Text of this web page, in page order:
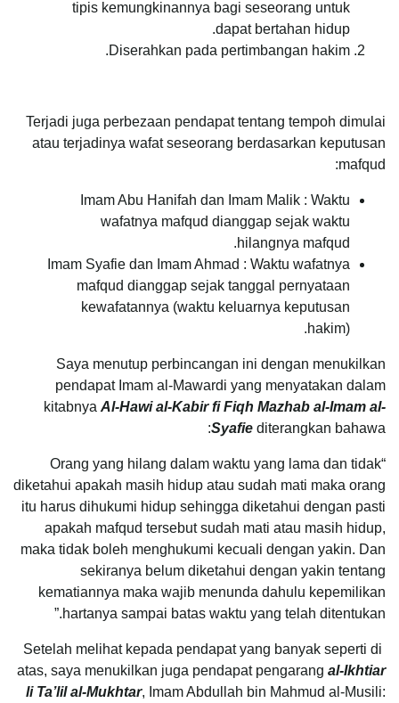
tipis kemungkinannya bagi seseorang untuk
dapat bertahan hidup.
Diserahkan pada pertimbangan hakim.
Terjadi juga perbezaan pendapat tentang tempoh dimulai
atau terjadinya wafat seseorang berdasarkan keputusan
mafqud:
Imam Abu Hanifah dan Imam Malik : Waktu
wafatnya mafqud dianggap sejak waktu
hilangnya mafqud.
Imam Syafie dan Imam Ahmad : Waktu wafatnya
mafqud dianggap sejak tanggal pernyataan
kewafatannya (waktu keluarnya keputusan
hakim).
Saya menutup perbincangan ini dengan menukilkan
pendapat Imam al-Mawardi yang menyatakan dalam
kitabnya Al-Hawi al-Kabir fi Fiqh Mazhab al-Imam al-
Syafie diterangkan bahawa:
“Orang yang hilang dalam waktu yang lama dan tidak
diketahui apakah masih hidup atau sudah mati maka orang
itu harus dihukumi hidup sehingga diketahui dengan pasti
apakah mafqud tersebut sudah mati atau masih hidup,
maka tidak boleh menghukumi kecuali dengan yakin. Dan
sekiranya belum diketahui dengan yakin tentang
kematiannya maka wajib menunda dahulu kepemilikan
hartanya sampai batas waktu yang telah ditentukan.”
Setelah melihat kepada pendapat yang banyak seperti di
atas, saya menukilkan juga pendapat pengarang al-Ikhtiar
li Ta’lil al-Mukhtar, Imam Abdullah bin Mahmud al-Musili: